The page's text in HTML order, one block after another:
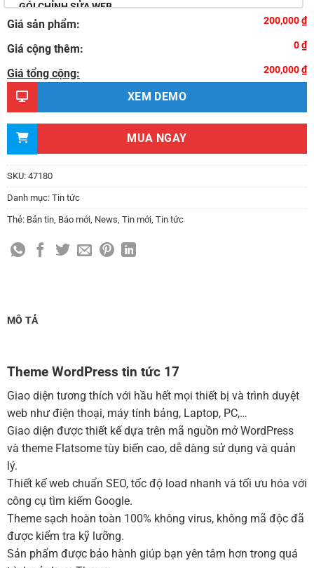
GÓI CHỈNH SỬA WEB
Thay logo & thông tin doanh nghiệp
Đổi màu chủ đạo của theme theo tông màu của logo
(+200,000 ₫)
Sửa danh mục và sắp xếp lại thanh menu chuẩn
Thay đổi bố cục trang chủ (đơn giản)(+500,000 ₫)
Thiết kế 2 banner chạy ở slider chính
Thay đổi màu sắc toàn bộ site theo yêu cầu
(+150,000 ₫)
Thiết kế logo đơn giản để đăng web
MUA THÊM TÊN MIỀN + HOSTING
Tên miền Việt Nam .vn (1 năm)
Hosting 2GB SSD (1 năm)
(+700,000 ₫)
Hosting 4GB SSD (1 năm)(+1,000,000 ₫)
Hosting 8GB SSD (1 năm)(+1,200,000 ₫)
Giá sản phẩm: 200,000 ₫
Giá cộng thêm: 0 ₫
Giá tổng cộng: 200,000 ₫
XEM DEMO
MUA NGAY
SKU: 47180
Danh mục: Tin tức
Thẻ: Bản tin Báo mới News Tin mới Tin tức
MÔ TẢ
Theme WordPress tin tức 17
Giao diện tương thích với hầu hết mọi thiết bị và trình duyệt
web như điện thoại, máy tính bảng, Laptop, PC,…
Giao diện được thiết kế dựa trên mã nguồn mở WordPress
và theme Flatsome tùy biến cao, dễ dàng sử dụng và quản
lý.
Thiết kế web chuẩn SEO, tốc độ load nhanh và tối ưu hóa với
công cụ tìm kiếm Google.
Theme sạch hoàn toàn 100% không virus, không mã độc đã
được kiểm tra kỹ lưỡng.
Sản phẩm được bảo hành giúp bạn yên tâm hơn trong quá